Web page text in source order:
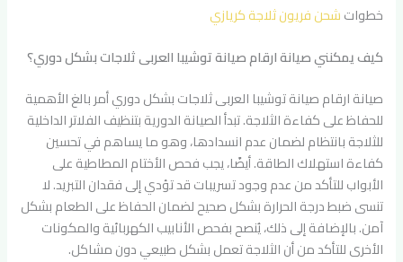
خطواتشحن فريون ثلاجة كريازي
كيف يمكنني صيانة ارقام صيانة توشيبا العربى ثلاجات بشكل دوري؟
صيانة ارقام صيانة توشيبا العربى ثلاجات بشكل دوري أمر بالغ الأهمية
للحفاظ على كفاءة الثلاجة. تبدأ الصيانة الدورية بتنظيف الفلاتر الداخلية
للثلاجة بانتظام لضمان عدم انسدادها، وهو ما يساهم في تحسين
كفاءة استهلاك الطاقة. أيضًا، يجب فحص الأختام المطاطية على
الأبواب للتأكد من عدم وجود تسريبات قد تؤدي إلى فقدان التبريد. لا
تنسى ضبط درجة الحرارة بشكل صحيح لضمان الحفاظ على الطعام بشكل
آمن. بالإضافة إلى ذلك، يُنصح بفحص الأنابيب الكهربائية والمكونات
الأخرى للتأكد من أن الثلاجة تعمل بشكل طبيعي دون مشاكل.